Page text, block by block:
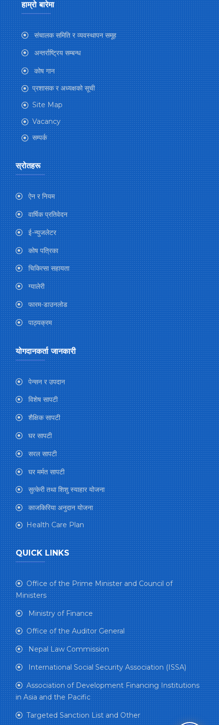
हाम्रो बारेमा
संचालक समिति र व्यवस्थापन समूह
अन्तर्राष्ट्रिय सम्बन्ध
कोष गान
प्रशासक र अध्यक्षको सूची
Site Map
Vacancy
सम्पर्क
स्रोतहरू
ऐन र नियम
वार्षिक प्रतिवेदन
ई-न्युजलेटर
कोष पत्रिका
चिकित्सा सहायता
ग्यालेरी
फारम-डाउनलोड
पाठ्यक्रम
योगदानकर्ता जानकारी
पेन्सन र उपदान
विशेष सापटी
शैक्षिक सापटी
घर सापटी
सरल सापटी
घर मर्मत सापटी
सुत्केरी तथा शिशु स्याहार योजना
काजकिरिया अनुदान योजना
Health Care Plan
QUICK LINKS
Office of the Prime Minister and Council of
Ministers
Ministry of Finance
Office of the Auditor General
Nepal Law Commission
International Social Security Association (ISSA)
Association of Development Financing Institutions
in Asia and the Pacific
Targeted Sanction List and Other